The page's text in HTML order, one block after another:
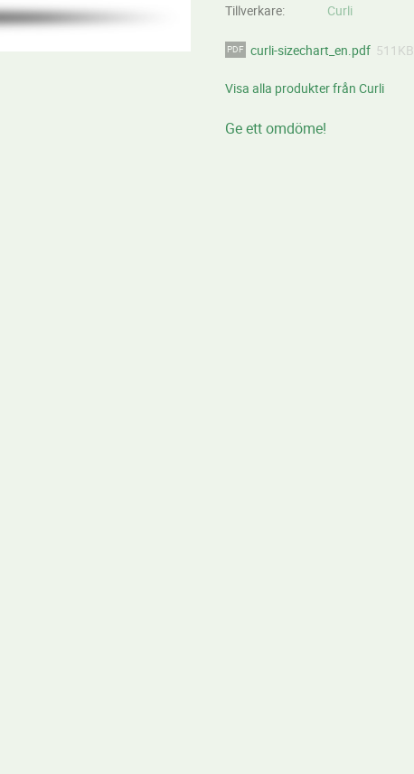
Tillverkare
Curli
curli-sizechart_en.pdf 511KB
Visa alla produkter från Curli
Ge ett omdöme!